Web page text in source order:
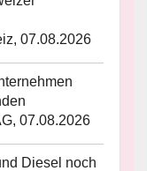
07.08.2026
07.08.2026
Diesel noch